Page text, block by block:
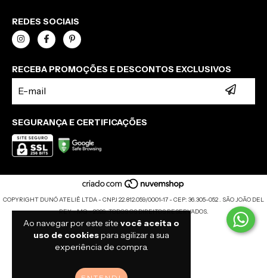
Ao navegar por este site você aceita o
uso de cookiespara agilizar a sua
experiência de compra.
REDES SOCIAIS
RECEBA PROMOÇÕES E DESCONTOS EXCLUSIVOS
SEGURANÇA E CERTIFICAÇÕES
COPYRIGHT DUNÓ ATELIÊ LTDA - CNPJ 22.812.059/0001-17 - CEP: 36.305-052 . SÃO JOÃO DEL
REY - MG - 2026. TODOS OS DIREITOS RESERVADOS.